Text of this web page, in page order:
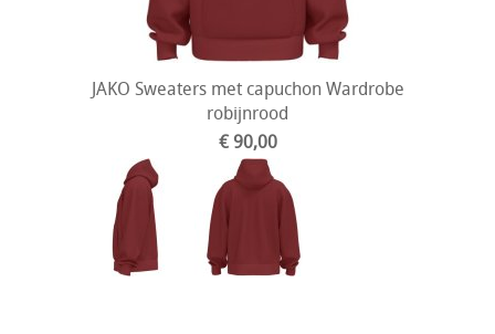
JAKO Sweaters met capuchon Wardrobe
robijnrood
€ 90,00